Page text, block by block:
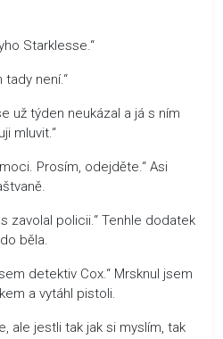
Starklesse.“
tady není.“
už týden neukázal a já s ním
mluvit.“
Prosím, odejděte.“ Asi
zavolal policii.“ Tenhle dodatek
běla.
detektiv Cox.“ Mrsknul jsem
a vytáhl pistoli.
ale jestli tak jak si myslím, tak